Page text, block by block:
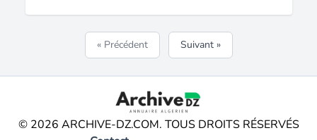
« Précédent Suivant »
© 2026 ARCHIVE-DZ.COM. TOUS DROITS RÉSERVÉS